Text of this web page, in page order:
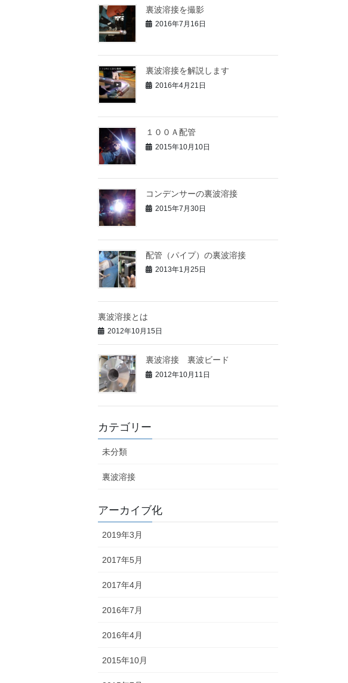
裏波溶接を撮影
2016年7月16日
裏波溶接を解説します
2016年4月21日
１００Ａ配管
2015年10月10日
コンデンサーの裏波溶接
2015年7月30日
配管（パイプ）の裏波溶接
2013年1月25日
裏波溶接とは
2012年10月15日
裏波溶接 裏波ビード
2012年10月11日
カテゴリー
未分類
裏波溶接
アーカイブ化
2019年3月
2017年5月
2017年4月
2016年7月
2016年4月
2015年10月